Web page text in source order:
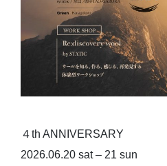
４th ANNIVERSARY
2026.06.20 sat – 21 sun